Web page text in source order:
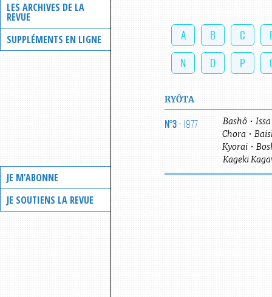
LES ARCHIVES DE LA
REVUE
SUPPLÉMENTS EN LIGNE
JE M’ABONNE
JE SOUTIENS LA REVUE
A B C
N
O P
RYÔTA
N°3- 1977 Bashô • Issa
Chora •
Kyorai •
Kageki